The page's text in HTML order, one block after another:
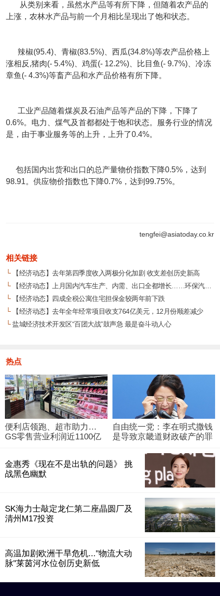
从类别来看，虽然水产品等有所下降，但随着农产品的
上涨，农林水产品与前一个月相比呈现出了饱和状态。
辣椒(95.4)、青椒(83.5%)、西瓜(34.8%)等农产品价格上
涨相反,猪肉(- 5.4%)、鸡蛋(- 12.2%)、比目鱼(- 9.7%)、冷冻
章鱼(- 4.3%)等畜产品和水产品价格有所下降。
工业产品随着煤炭及石油产品等产品的下降，下降了
0.6%。电力、煤气及首都都处于饱和状态。服务行业的情况
是，由于事业服务等的上升，上升了0.4%。
包括国内出货和出口的总产量物价指数下降0.5%，达到
98.91。供应物价指数也下降0.7%，达到99.75%。
tengfei@asiatoday.co.kr
相关链接
└【经济动态】去年第四季度收入两极分化加剧 收支差创历史新高
└【经济动态】上月国内汽车生产、内需、出口全都增长……环保汽车出口增加64%
└【经济动态】四成全税公寓住宅担保金较两年前下跌
└【经济动态】去年全年经常项目收支764亿美元，12月份顺差减少
└盐城经济技术开发区“百团大战”鼓声急 最是奋斗动人心
热点
便利店领跑、超市助力…
GS零售营业利润近1100亿
自由统一党：李在明式撒钱
是导致京畿道财政破产的罪
金惠秀《现在不是出轨的问题》 挑
战黑色幽默
SK海力士敲定龙仁第二座晶圆厂及
清州M17投资
高温加剧欧洲干旱危机..."物流大动
脉"莱茵河水位创历史新低